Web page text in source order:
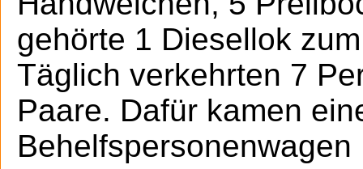
gehörte 1 Diesellok
Täglich verkehrten 7
Paare. Dafür kamen